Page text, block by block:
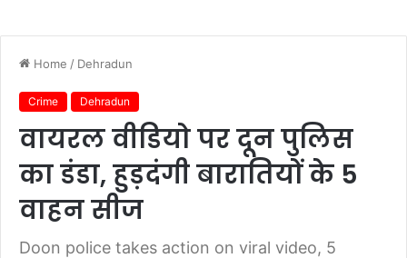
Home / Dehradun
Crime Dehradun
वायरल वीडियो पर दून पुलिस
का डंडा, हुड़दंगी बारातियों के 5
वाहन सीज
Doon police takes action on viral video, 5